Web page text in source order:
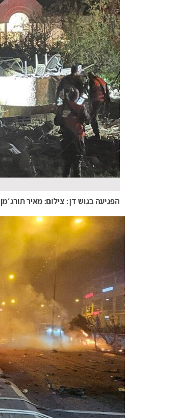
הפגיעה בגוש דן : צילום: מאיר תורג׳מן